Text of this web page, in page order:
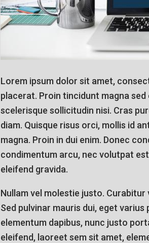
Lorem ipsum dolor sit amet,
placerat. Proin tincidunt magna
scelerisque sollicitudin nisi. Cras
diam. Quisque risus orci, mollis id
magna. Proin in dui enim. Donec
condimentum arcu, nec volutpat
eleifend gravida.
Nullam vel molestie justo.
Sed pulvinar mauris dui, eget varius
elementum dapibus, nunc justo
eleifend, laoreet sem sit amet,